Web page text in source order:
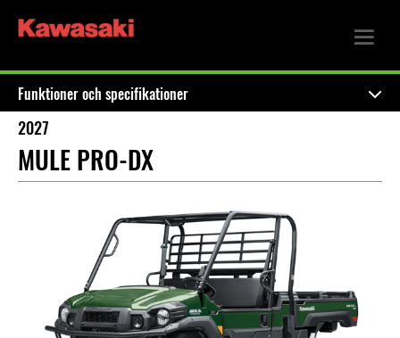
Funktioner och specifikationer
2027
MULE PRO-DX